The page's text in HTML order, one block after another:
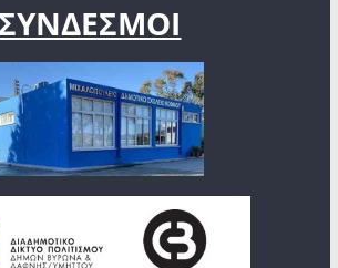
ΣΥΝΔΕΣΜΟΙ